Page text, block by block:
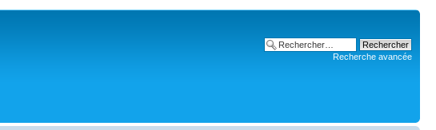
Recherche avancée